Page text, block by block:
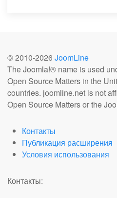
© 2010-2026 JoomLine
The Joomla!® name is used
Open Source Matters in the
countries. joomline.net is not
Open Source Matters or the
Контакты
Публикация расширения
Условия использования
Контакты: